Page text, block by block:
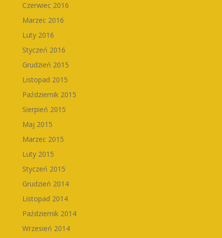
Czerwiec 2016
Marzec 2016
Luty 2016
Styczeń 2016
Grudzień 2015
Listopad 2015
Październik 2015
Sierpień 2015
Maj 2015
Marzec 2015
Luty 2015
Styczeń 2015
Grudzień 2014
Listopad 2014
Październik 2014
Wrzesień 2014